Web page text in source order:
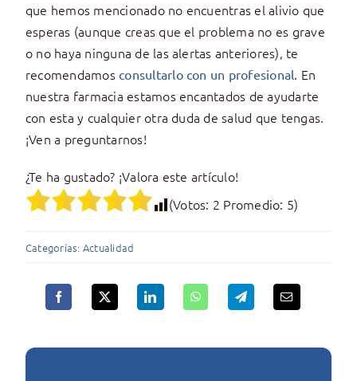
que hemos mencionado no encuentras el alivio que
esperas (aunque creas que el problema no es grave
o no haya ninguna de las alertas anteriores), te
recomendamosconsultarlo con un profesional. En
nuestra farmacia estamos encantados de ayudarte
con esta y cualquier otra duda de salud que tengas.
¡Ven a preguntarnos!
¿Te ha gustado? ¡Valora este artículo!
(Votos: 2 Promedio: 5)
Categorías: Actualidad